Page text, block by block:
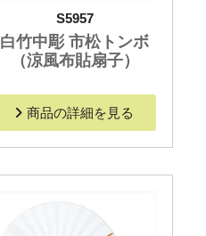
S5957
白竹中彫 市松トンボ
（涼風布貼扇子）
商品の詳細を見る